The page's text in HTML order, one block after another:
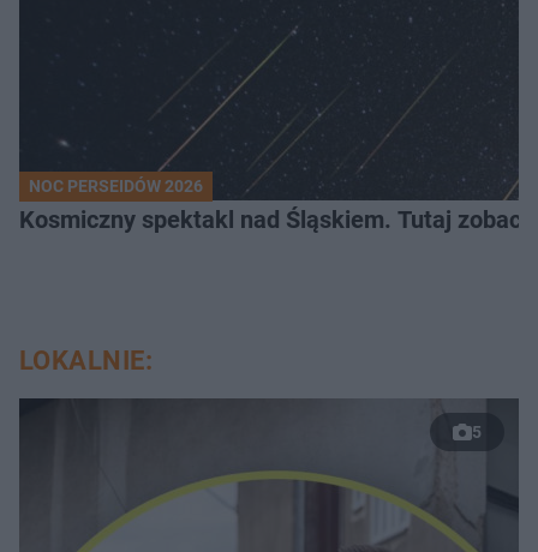
NOC PERSEIDÓW 2026
Kosmiczny spektakl nad Śląskiem. Tutaj
LOKALNIE:
5